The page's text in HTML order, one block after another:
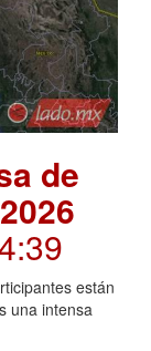
de
están
una intensa